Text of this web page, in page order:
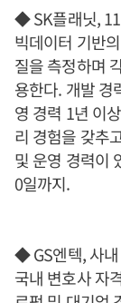
◆ SK플래닛,
빅데이터 기반
질을 측정하며
용한다. 개발 경
영 경력 1년 이
리 경험을 갖추
및 운영 경력이
0일까지.
◆ GS엔텍, 사
국내 변호사 자